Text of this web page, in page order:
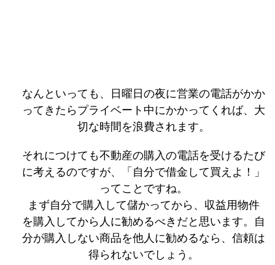
なんといっても、日曜日の夜に営業の電話がかか
ってきたらプライベート中にかかってくれば、大
切な時間を浪費されます。
それにつけても不動産の購入の電話を受けるたび
に考えるのですが、「自分で借金して買えよ！」
ってことですね。
まず自分で購入して儲かってから、収益用物件
を購入してから人に勧めるべきだと思います。自
分が購入しない商品を他人に勧めるなら、信頼は
得られないでしょう。